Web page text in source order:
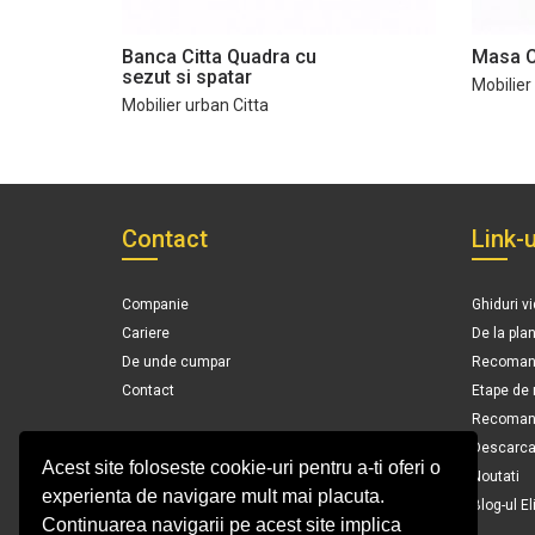
Acest site foloseste cookie-uri pentru a-ti oferi o
experienta de navigare mult mai placuta.
Continuarea navigarii pe acest site implica
Banca Citta Quadra cu
sezut si spatar
Mobilier urban Citta
Masa
Contact
Companie
Cariere
De unde cumpar
Contact
Link-
Ghiduri
De la
Etape de
Noutati
Blog-ul